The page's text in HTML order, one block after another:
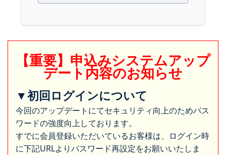
【重要】申込みシステムアップ
デート内容のお知らせ
▼初回ログインについて
今回のアップデートにてセキュリティ向上のためパス
ワードの強度向上しております。
すでに会員登録いただいているお客様は、ログイン時
に下記URLよりパスワード再設定をお願いいたしま